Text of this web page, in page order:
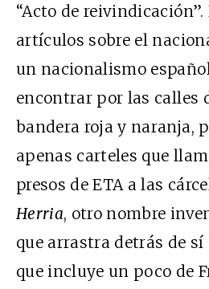
“Acto de reivindicación”.
artículos sobre el
un nacionalismo
encontrar por las calles
bandera roja y naranja,
apenas carteles que
presos de ETA a las
Herria, otro nombre
que arrastra detrás de
que incluye un poco de